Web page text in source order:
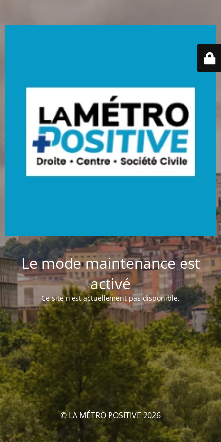
Le mode maintenance est
activé
Ce site n'est actuellement pas disponible.
© LA MÉTRO POSITIVE 2026